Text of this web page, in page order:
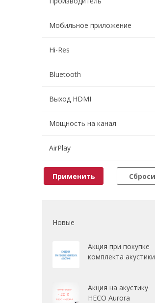
Мобильное приложение
Hi-Res
Bluetooth
Выход HDMI
Мощность на канал
AirPlay
Применить
Новые
Акция при покупке
комплекта акустики
Акция на акустику
HECO Aurora